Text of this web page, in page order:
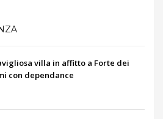
villa in affitto a Forte dei
con dependance